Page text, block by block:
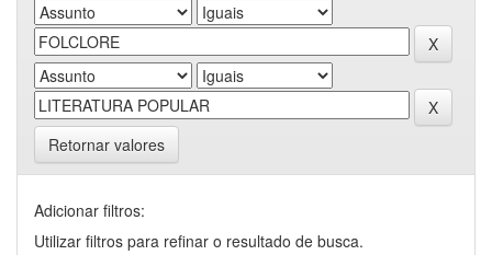
Retornar valores
Adicionar filtros:
Utilizar filtros para refinar o resultado de busca.